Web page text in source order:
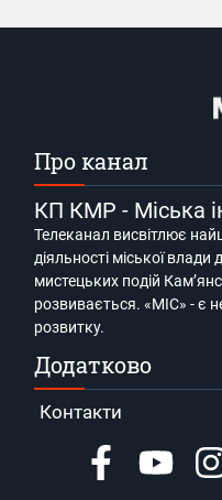
Про канал
КП КМР - Міська
Телеканал висвітлює
діяльності міської
мистецьких подій
розвивається. «МІС» - є
розвитку.
Додатково
Контакти